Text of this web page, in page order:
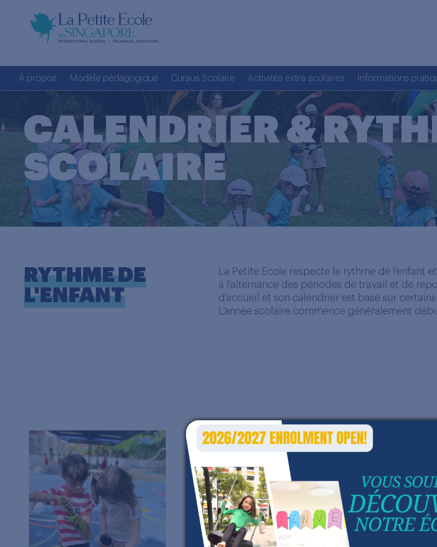
À propos Modèle pédagogique Cursus Scolaire Activités extra-scolaires Informations
CALENDRIER &
SCOLAIRE
RYTHME DE
L'ENFANT
La Petite Ecole respecte le rythme de l’enfant
à l’alternance des périodes de travail et de
d’accueil et son calendrier est basé sur
L’année scolaire commence généralement